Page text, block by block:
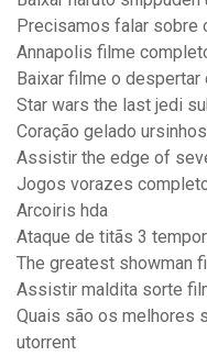
Precisamos falar sobre
Annapolis filme
Baixar filme o despertar
Star wars the last jedi
Coração gelado
Assistir the edge of
Jogos vorazes
Arcoiris hda
Ataque de titãs 3
The greatest showman
Assistir maldita sorte
Quais são os melhores
utorrent